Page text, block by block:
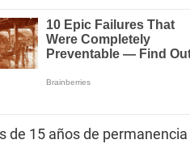
de 15 años de permanencia